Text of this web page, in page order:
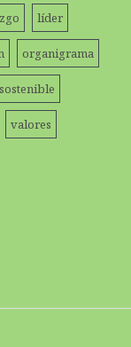
líder
organigrama
sostenible
valores